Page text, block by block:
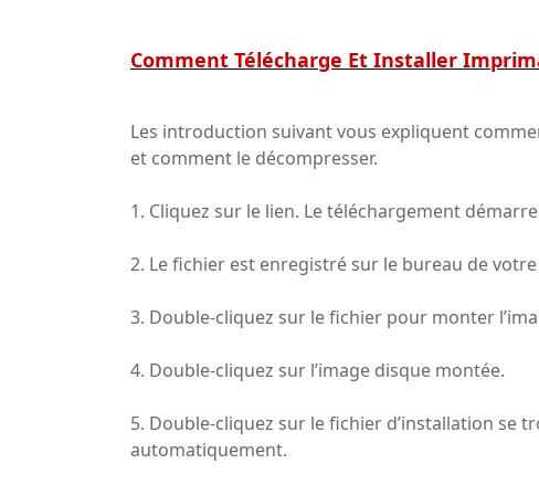
Comment Télécharge Et Installer
Les introduction suivant vous expliquent
et comment le décompresser.
1. Cliquez sur le lien. Le téléchargement
2. Le fichier est enregistré sur le bureau de
3. Double-cliquez sur le fichier pour monter
4. Double-cliquez sur l’image disque montée.
5. Double-cliquez sur le fichier d’installation se
automatiquement.